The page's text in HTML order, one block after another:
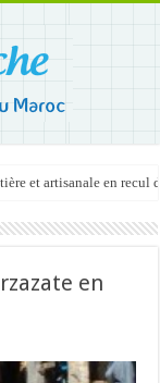
et artisanale en recul
en